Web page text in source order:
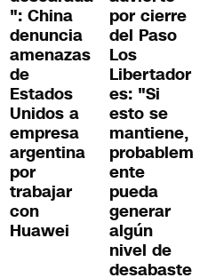
": China
denuncia
amenazas
de
Estados
Unidos a
empresa
argentina
por
trabajar
con
Huawei
por cierre
del Paso
Los
Libertador
es: "Si
esto se
mantiene,
probablem
ente
pueda
generar
algún
nivel de
desabaste